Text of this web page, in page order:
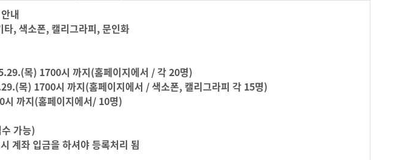
내
, 색소폰, 캘리그라피, 문인화
목) 1700시 까지(홈페이지에서 / 각 20명)
목) 1700시 까지(홈페이지에서 / 색소폰, 캘리그라피 각 15명)
시 까지(홈페이지에서/ 10명)
가능)
계좌 입금을 하셔야 등록처리 됨